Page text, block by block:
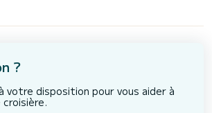
?
votre disposition pour vous aider à